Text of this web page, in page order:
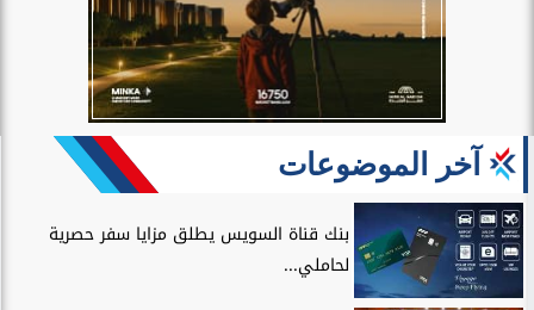
آخر الموضوعات
بنك قناة السويس يطلق مزايا سفر حصرية
لحاملي...